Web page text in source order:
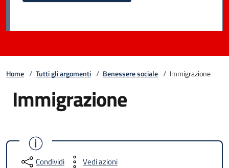
Home / Tutti gli argomenti / Benessere sociale / Immigrazione
Immigrazione
Condividi Vedi azioni